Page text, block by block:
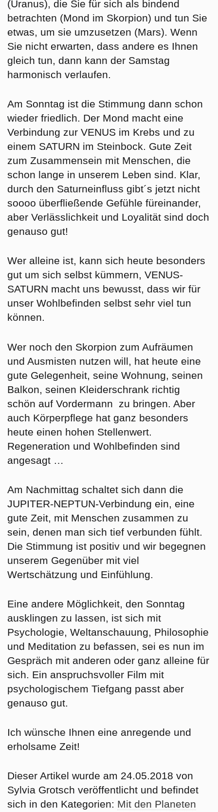
(Uranus), die Sie für sich als bindend
betrachten (Mond im Skorpion) und tun Sie
etwas, um sie umzusetzen (Mars). Wenn
Sie nicht erwarten, dass andere es Ihnen
gleich tun, dann kann der Samstag
harmonisch verlaufen.
Am Sonntag ist die Stimmung dann schon
wieder friedlich. Der Mond macht eine
Verbindung zur VENUS im Krebs und zu
einem SATURN im Steinbock. Gute Zeit
zum Zusammensein mit Menschen, die
schon lange in unserem Leben sind. Klar,
durch den Saturneinfluss gibt´s jetzt nicht
soooo überfließende Gefühle füreinander,
aber Verlässlichkeit und Loyalität sind doch
genauso gut!
Wer alleine ist, kann sich heute besonders
gut um sich selbst kümmern, VENUS-
SATURN macht uns bewusst, dass wir für
unser Wohlbefinden selbst sehr viel tun
können.
Wer noch den Skorpion zum Aufräumen
und Ausmisten nutzen will, hat heute eine
gute Gelegenheit, seine Wohnung, seinen
Balkon, seinen Kleiderschrank richtig
schön auf Vordermann zu bringen. Aber
auch Körperpflege hat ganz besonders
heute einen hohen Stellenwert.
Regeneration und Wohlbefinden sind
angesagt …
Am Nachmittag schaltet sich dann die
JUPITER-NEPTUN-Verbindung ein, eine
gute Zeit, mit Menschen zusammen zu
sein, denen man sich tief verbunden fühlt.
Die Stimmung ist positiv und wir begegnen
unserem Gegenüber mit viel
Wertschätzung und Einfühlung.
Eine andere Möglichkeit, den Sonntag
ausklingen zu lassen, ist sich mit
Psychologie, Weltanschauung, Philosophie
und Meditation zu befassen, sei es nun im
Gespräch mit anderen oder ganz alleine für
sich. Ein anspruchsvoller Film mit
psychologischem Tiefgang passt aber
genauso gut.
Ich wünsche Ihnen eine anregende und
erholsame Zeit!
Dieser Artikel wurde am 24.05.2018 von
Sylvia Grotsch veröffentlicht und befindet
sich in den Kategorien: Mit den Planeten